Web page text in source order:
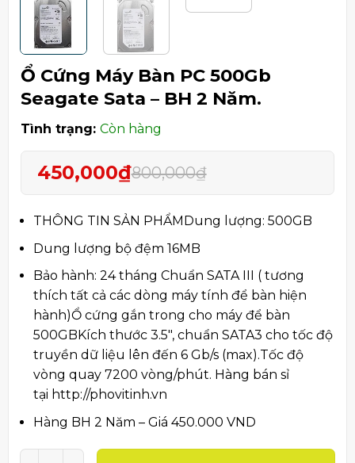
Ổ Cứng Máy Bàn PC 500Gb
Seagate Sata – BH 2 Năm.
Tình trạng: Còn hàng
800,000₫
Giá
là:
800,000₫.
450,000₫
Giá
tại
là:
450,000₫.
THÔNG TIN SẢN PHẨMDung lượng: 500GB
Dung lượng bộ đệm 16MB
Bảo hành: 24 tháng Chuẩn SATA III ( tương
thích tất cả các dòng máy tính để bàn hiện
hành)Ổ cứng gắn trong cho máy để bàn
500GBKích thước 3.5″, chuẩn SATA3 cho tốc độ
truyền dữ liệu lên đến 6 Gb/s (max).Tốc độ
vòng quay 7200 vòng/phút. Hàng bán sỉ
tại http://phovitinh.vn
Hàng BH 2 Năm – Giá 450.000 VND